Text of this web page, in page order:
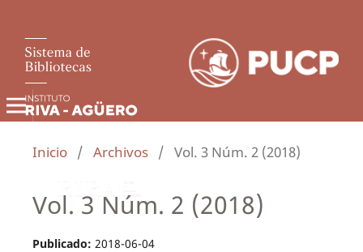
Inicio / Archivos / Vol. 3 Núm. 2 (2018)
Vol. 3 Núm. 2 (2018)
Publicado: 2018-06-04